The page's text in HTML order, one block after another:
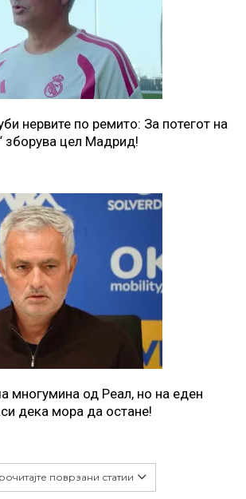
нервите по ремито: За потегот на
зборува цел Мадрид!
многумина од Реал, но на еден
дека мора да остане!
поврзани статии